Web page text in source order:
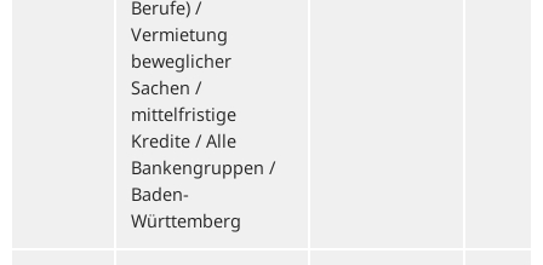
Berufe) /
Vermietung
beweglicher
Sachen /
mittelfristige
Kredite / Alle
Bankengruppen /
Baden-
Württemberg